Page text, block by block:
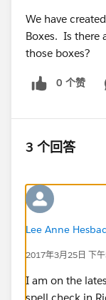
We have
Boxes. Is there
those boxes?
0 个赞
3 个回答
Lee Anne
2017年3月25日 下
I am on the